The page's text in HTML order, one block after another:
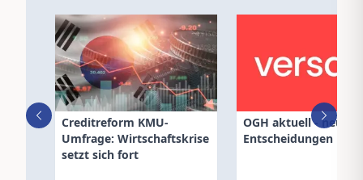
Creditreform KMU-
Umfrage: Wirtschaftskrise
setzt sich fort
OGH aktuell - neue
Entscheidungen